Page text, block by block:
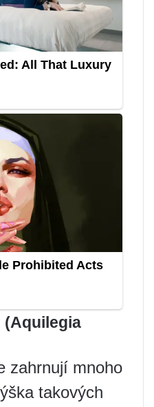
(Aquilegia
zahrnují mnoho
takových